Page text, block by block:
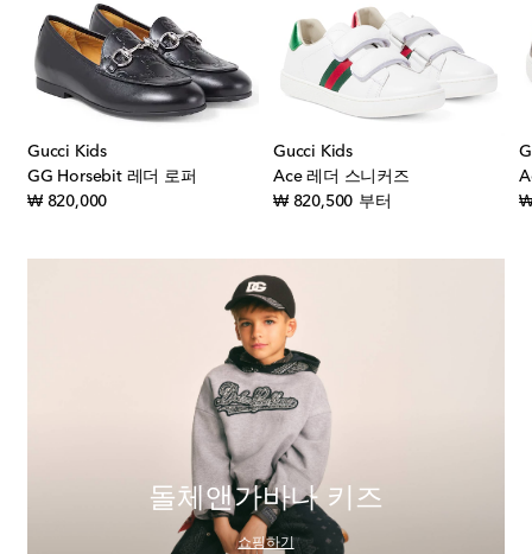
Gucci Kids
GG Horsebit 레더 로퍼
₩ 820,000original price
Gucci Kids
Ace 레더 스니커즈
부터
₩ 820,500
₩
돌체앤가바나 키즈
쇼핑하기